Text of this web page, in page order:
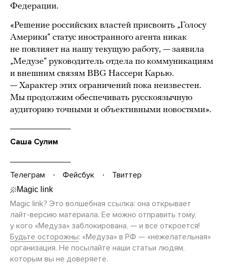
Федерации.
«Решение российских властей присвоить „Голосу
Америки“ статус иностранного агента никак
не повлияет на нашу текущую работу, — заявила
„Медузе“ руководитель отдела по коммуникациям
и внешним связям BBG Нассери Карью.
— Характер этих ограничений пока неизвестен.
Мы продолжим обеспечивать русскоязычную
аудиторию точными и объективными новостями».
Саша Сулим
Телеграм Фейсбук Твиттер
Magic link? Это волшебная ссылка: она открывает
лайт-версию материала. Ее можно отправить тому,
у кого «Медуза» заблокирована, — и все откроется!
Будьте осторожны: «Медуза» в РФ — «нежелательная»
организация. Не посылайте наши статьи людям,
которым вы не доверяете.